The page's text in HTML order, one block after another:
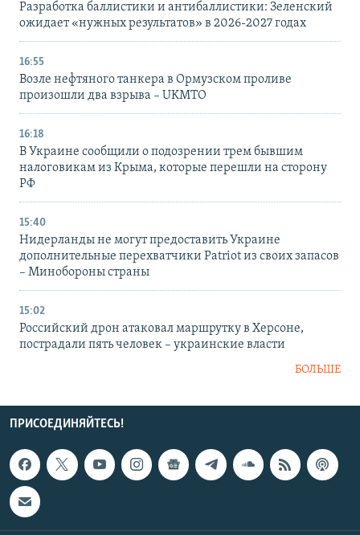
Разработка баллистики и антибаллистики: Зеленский
ожидает «нужных результатов» в 2026-2027 годах
16:55
Возле нефтяного танкера в Ормузском проливе
произошли два взрыва – UKMTO
16:18
В Украине сообщили о подозрении трем бывшим
налоговикам из Крыма, которые перешли на сторону
РФ
15:40
Нидерланды не могут предоставить Украине
дополнительные перехватчики Patriot из своих запасов
– Минобороны страны
15:02
Российский дрон атаковал маршрутку в Херсоне,
пострадали пять человек – украинские власти
БОЛЬШЕ
ПРИСОЕДИНЯЙТЕСЬ!